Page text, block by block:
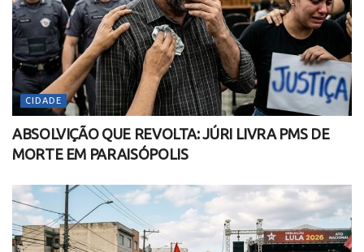
CIDADE
ABSOLVIÇÃO QUE REVOLTA: JÚRI LIVRA PMS DE
MORTE EM PARAISÓPOLIS